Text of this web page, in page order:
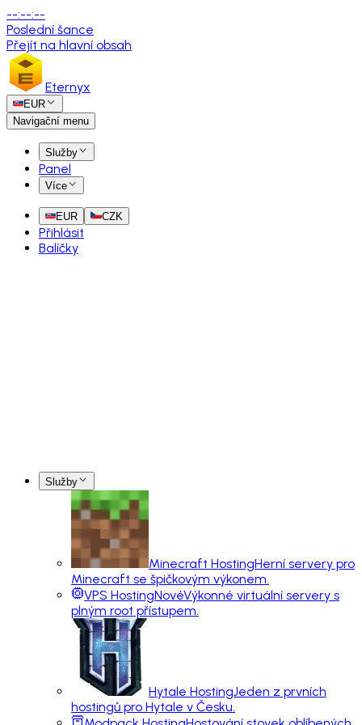
--:--:--
Poslední šance
Přejít na hlavní obsah
Eternyx
EUR
Navigační menu
Služby
Panel
Více
EUR CZK
Přihlásit
Balíčky
Služby
Minecraft HostingHerní servery pro
Minecraft se špičkovým výkonem.
VPS HostingNovéVýkonné virtuální servery s
plným root přístupem.
Hytale HostingJeden z prvních
hostingů pro Hytale v Česku.